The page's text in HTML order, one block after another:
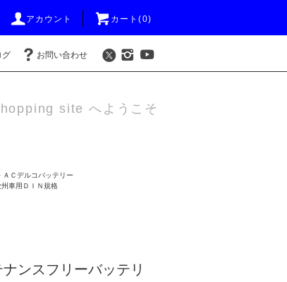
アカウント カート(0)
グ お問い合わせ
site へようこそ
ＡＣデルコバッテリー
州車用ＤＩＮ規格
ンスフリーバッテリ